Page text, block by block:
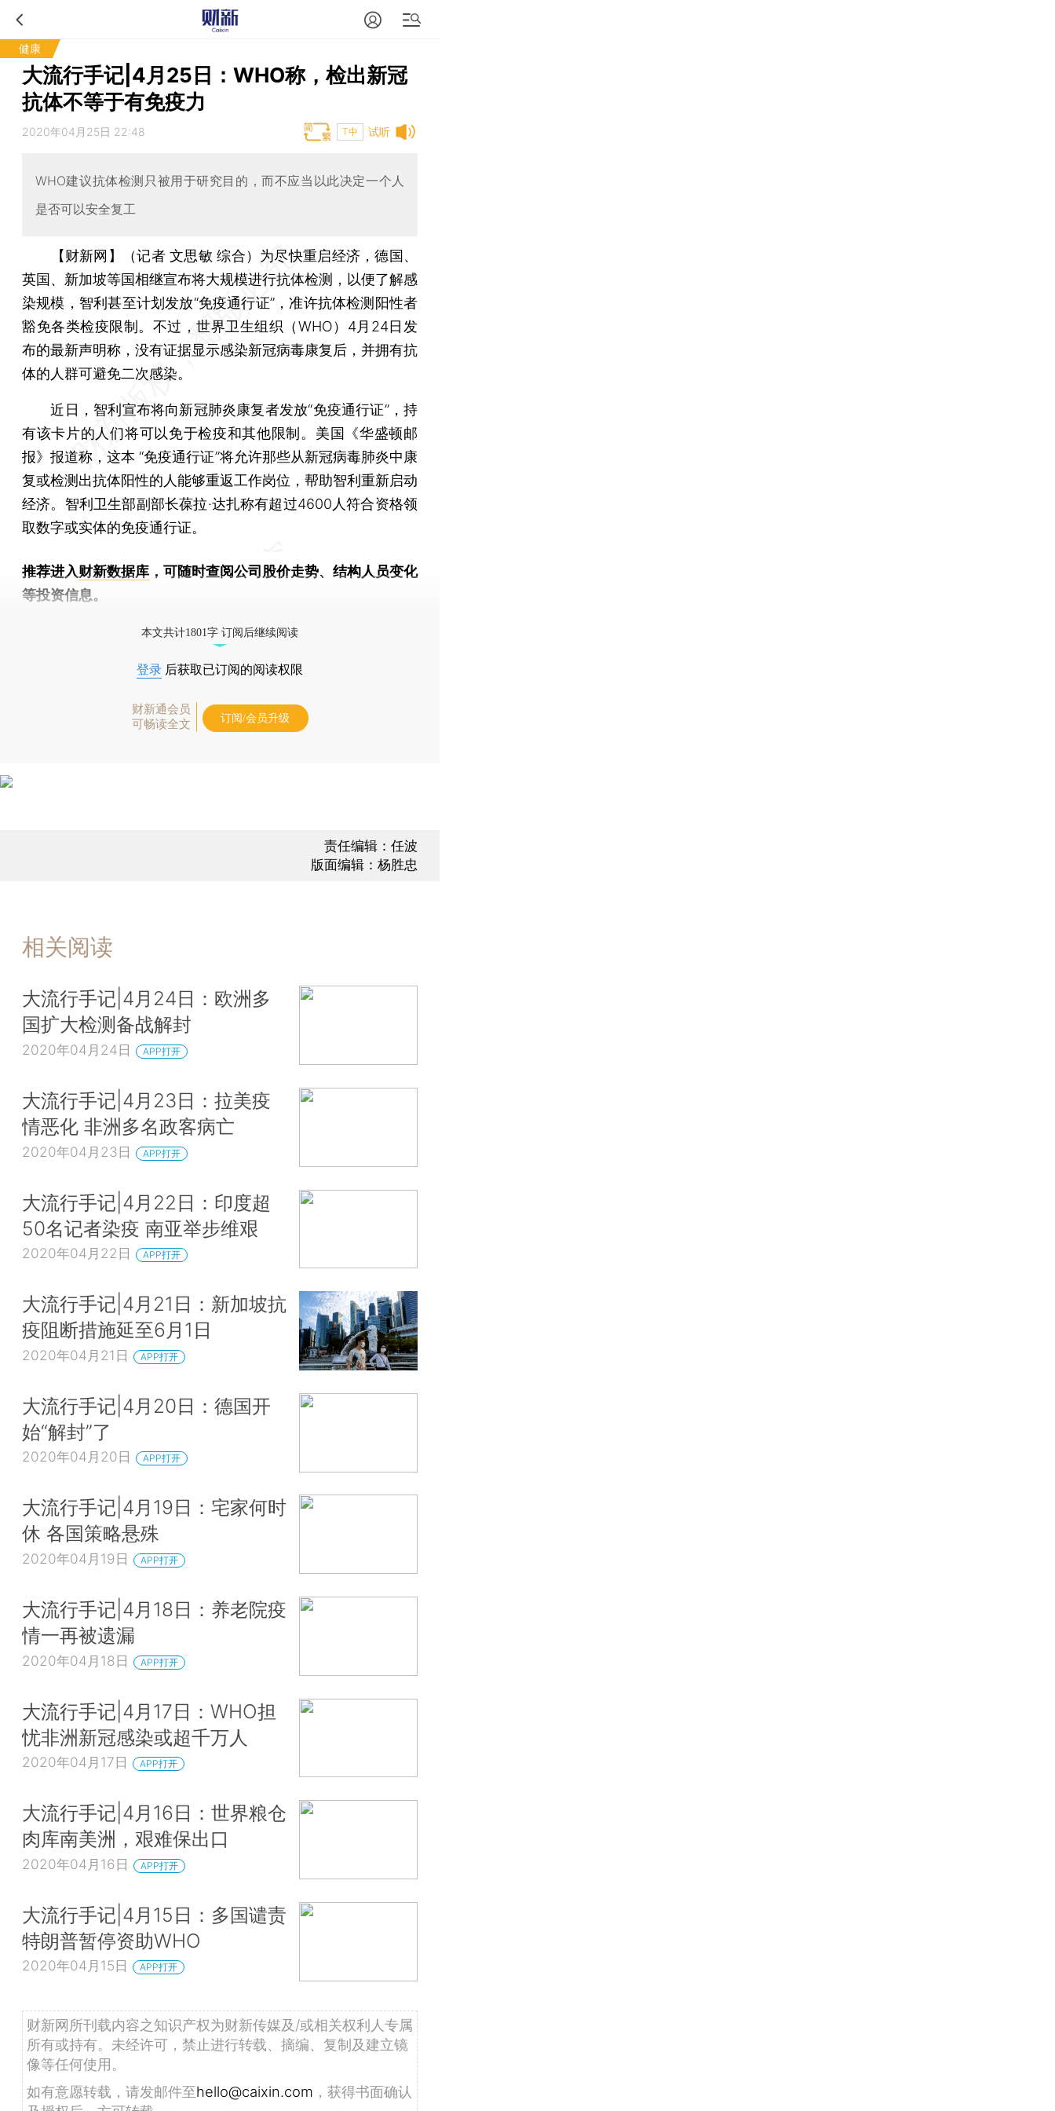
健康
大流行手记|4月25日：WHO称，检出新冠
抗体不等于有免疫力
试听
2020年04月25日 22:48 T中
WHO建议抗体检测只被用于研究目的，而不应当以此决定一个人
是否可以安全复工
【财新网】（记者 文思敏 综合） 为尽快重启经济，德国、
英国、新加坡等国相继宣布将大规模进行抗体检测，以便了解感
染规模，智利甚至计划发放“免疫通行证”，准许抗体检测阳性者
豁免各类检疫限制。不过，世界卫生组织（WHO）4月24日发
布的最新声明称，没有证据显示感染新冠病毒康复后，并拥有抗
体的人群可避免二次感染。
近日，智利宣布将向新冠肺炎康复者发放“免疫通行证”，持
有该卡片的人们将可以免于检疫和其他限制。美国《华盛顿邮
报》报道称，这本 “免疫通行证”将允许那些从新冠病毒肺炎中康
复或检测出抗体阳性的人能够重返工作岗位，帮助智利重新启动
经济。智利卫生部副部长葆拉·达扎称有超过4600人符合资格领
取数字或实体的免疫通行证。
推荐进入财新数据库 ，可随时查阅公司股价走势、结构人员变化
等投资信息。
本文共计1801字 订阅后继续阅读
登录 后获取已订阅的阅读权限
财新通会员
可畅读全文
订阅/会员升级
责任编辑：任波
版面编辑：杨胜忠
相关阅读
大流行手记|4月24日：欧洲多
国扩大检测备战解封
2020年04月24日 APP打开
大流行手记|4月23日：拉美疫
情恶化 非洲多名政客病亡
2020年04月23日 APP打开
大流行手记|4月22日：印度超
50名记者染疫 南亚举步维艰
2020年04月22日 APP打开
大流行手记|4月21日：新加坡抗
疫阻断措施延至6月1日
2020年04月21日 APP打开
大流行手记|4月20日：德国开
始“解封”了
2020年04月20日 APP打开
大流行手记|4月19日：宅家何时
休 各国策略悬殊
2020年04月19日 APP打开
大流行手记|4月18日：养老院疫
情一再被遗漏
2020年04月18日 APP打开
大流行手记|4月17日：WHO担
忧非洲新冠感染或超千万人
2020年04月17日 APP打开
大流行手记|4月16日：世界粮仓
肉库南美洲，艰难保出口
2020年04月16日 APP打开
大流行手记|4月15日：多国谴责
特朗普暂停资助WHO
2020年04月15日 APP打开
财新网所刊载内容之知识产权为财新传媒及/或相关权利人专属
所有或持有。未经许可，禁止进行转载、摘编、复制及建立镜
像等任何使用。
如有意愿转载，请发邮件至hello@caixin.com ，获得书面确认